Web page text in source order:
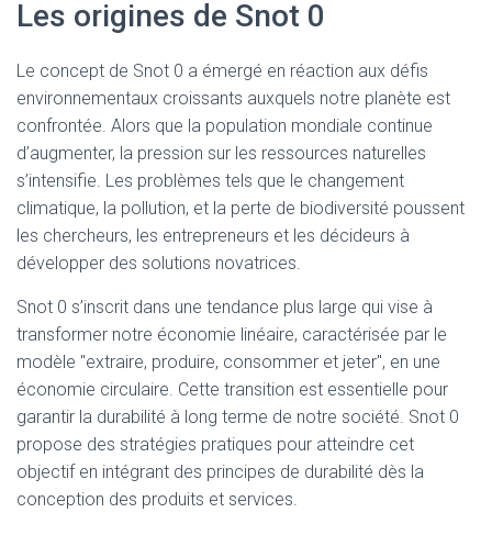
Les origines de Snot 0
Le concept de Snot 0 a émergé en réaction aux défis
environnementaux croissants auxquels notre planète est
confrontée. Alors que la population mondiale continue
d’augmenter, la pression sur les ressources naturelles
s’intensifie. Les problèmes tels que le changement
climatique, la pollution, et la perte de biodiversité poussent
les chercheurs, les entrepreneurs et les décideurs à
développer des solutions novatrices.
Snot 0 s’inscrit dans une tendance plus large qui vise à
transformer notre économie linéaire, caractérisée par le
modèle "extraire, produire, consommer et jeter", en une
économie circulaire. Cette transition est essentielle pour
garantir la durabilité à long terme de notre société. Snot 0
propose des stratégies pratiques pour atteindre cet
objectif en intégrant des principes de durabilité dès la
conception des produits et services.